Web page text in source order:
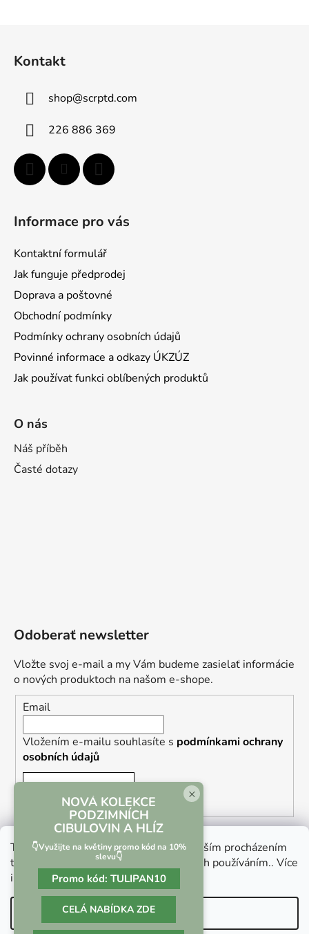
Tento web používá soubory cookie. Dalším procházením
tohoto webu vyjadřujete souhlas s jejich používáním.. Více
informacízde.
Nastavenie
Kontakt
shop@scrptd.com
226 886 369
Informace pro vás
Kontaktní formulář
Jak funguje předprodej
Doprava a poštovné
Obchodní podmínky
Podmínky ochrany osobních údajů
Povinné informace a odkazy ÚKZÚZ
Jak používat funkci oblíbených produktů
O nás
Náš příběh
Časté dotazy
Odoberať newsletter
Vložte svoj e-mail a my Vám budeme zasielať informácie
o nových produktoch na našom e-shope.
Email
Vložením e-mailu souhlasíte s podmínkami ochrany
osobních údajů
Vrácení zboží a reklamace Kontaktní formulář
×
NOVÁ KOLEKCE
PODZIMNÍCH
CIBULOVIN A HLÍZ
👇Využijte na květiny promo kód na 10%
slevu👇
Promo kód: TULIPAN10
CELÁ NABÍDKA ZDE